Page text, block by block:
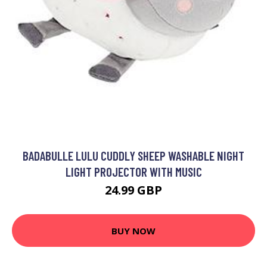
BADABULLE LULU CUDDLY SHEEP WASHABLE NIGHT
LIGHT PROJECTOR WITH MUSIC
24.99 GBP
BUY NOW